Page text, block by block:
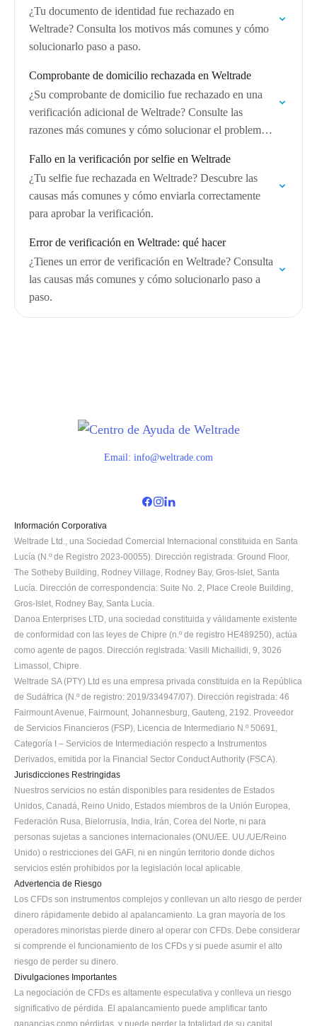
¿Tu documento de identidad fue rechazado en
Weltrade? Consulta los motivos más comunes y cómo
solucionarlo paso a paso.
Comprobante de domicilio rechazada en Weltrade
¿Su comprobante de domicilio fue rechazado en una
verificación adicional de Weltrade? Consulte las
razones más comunes y cómo solucionar el problema
Fallo en la verificación por selfie en Weltrade
¿Tu selfie fue rechazada en Weltrade? Descubre las
causas más comunes y cómo enviarla correctamente
para aprobar la verificación.
Error de verificación en Weltrade: qué hacer
¿Tienes un error de verificación en Weltrade? Consulta
las causas más comunes y cómo solucionarlo paso a
paso.
Email: info@weltrade.com
Información Corporativa
Weltrade Ltd., una Sociedad Comercial Internacional constituida en Santa
Lucía (N.º de Registro 2023-00055). Dirección registrada: Ground Floor,
The Sotheby Building, Rodney Village, Rodney Bay, Gros-Islet, Santa
Lucía. Dirección de correspondencia: Suite No. 2, Place Creole Building,
Gros-Islet, Rodney Bay, Santa Lucía.
Danoa Enterprises LTD, una sociedad constituida y válidamente existente
de conformidad con las leyes de Chipre (n.º de registro HE489250), actúa
como agente de pagos. Dirección registrada: Vasili Michailidi, 9, 3026
Limassol, Chipre.
Weltrade SA (PTY) Ltd es una empresa privada constituida en la República
de Sudáfrica (N.º de registro: 2019/334947/07). Dirección registrada: 46
Fairmount Avenue, Fairmount, Johannesburg, Gauteng, 2192. Proveedor
de Servicios Financieros (FSP), Licencia de Intermediario N.º 50691,
Categoría I – Servicios de Intermediación respecto a Instrumentos
Derivados, emitida por la Financial Sector Conduct Authority (FSCA).
Jurisdicciones Restringidas
Nuestros servicios no están disponibles para residentes de Estados
Unidos, Canadá, Reino Unido, Estados miembros de la Unión Europea,
Federación Rusa, Bielorrusia, India, Irán, Corea del Norte, ni para
personas sujetas a sanciones internacionales (ONU/EE. UU./UE/Reino
Unido) o restricciones del GAFI, ni en ningún territorio donde dichos
servicios estén prohibidos por la legislación local aplicable.
Advertencia de Riesgo
Los CFDs son instrumentos complejos y conllevan un alto riesgo de perder
dinero rápidamente debido al apalancamiento. La gran mayoría de los
operadores minoristas pierde dinero al operar con CFDs. Debe considerar
si comprende el funcionamiento de los CFDs y si puede asumir el alto
riesgo de perder su dinero.
Divulgaciones Importantes
La negociación de CFDs es altamente especulativa y conlleva un riesgo
significativo de pérdida. El apalancamiento puede amplificar tanto